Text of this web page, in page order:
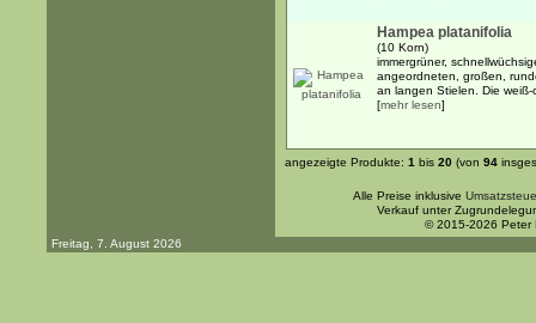
Hampea platanifolia
(10 Korn)
immergrüner,
angeordneten, großen,
an langen Stielen. Die
[mehr lesen]
angezeigte Produkte: 1 bis 20 (von 94
Alle Preise inklusive
Verkauf unter
© 2015-2026 Peter
Freitag, 7. August 2026